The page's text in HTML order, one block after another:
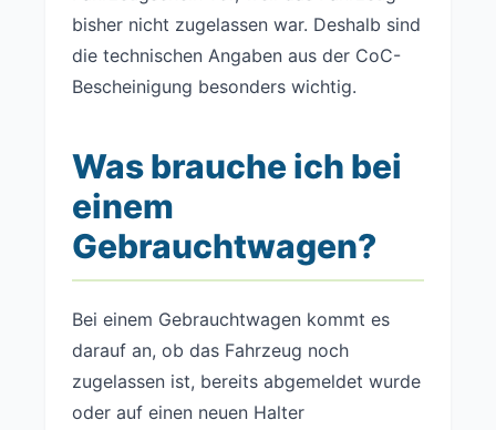
bisher nicht zugelassen war. Deshalb sind
die technischen Angaben aus der CoC-
Bescheinigung besonders wichtig.
Was brauche ich bei
einem
Gebrauchtwagen?
Bei einem Gebrauchtwagen kommt es
darauf an, ob das Fahrzeug noch
zugelassen ist, bereits abgemeldet wurde
oder auf einen neuen Halter